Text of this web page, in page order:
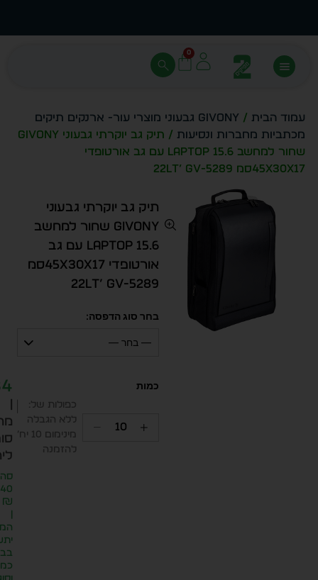
0
עמוד הבית /
Givony גבעוני מוצרי עור- ארנקים תיקים
מכתביות מחברות ונסיעות
/ תיק גב יוקרתי גבעוני GIVONY
שחור למחשב LAPTOP 15.6 עם גב אורטופדי
45x30x17סמ 22lt’ GV-5289
תיק גב יוקרתי גבעוני
GIVONY שחור למחשב
LAPTOP 15.6 עם גב
אורטופדי 45x30x17סמ
22lt’ GV-5289
בחר סוג הדפסה:
— בחר —
כפולות של:
ללא הגבלה
מינימום 10 יח׳
להזמנה
₪